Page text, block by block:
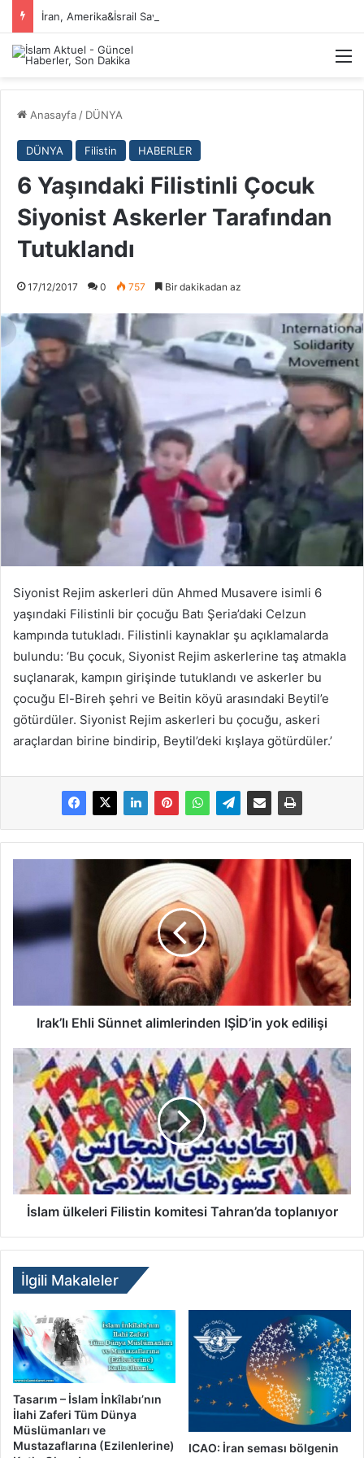
İran, Amerika&İsrail Savaşı Hakkında
Anasayfa / DÜNYA
DÜNYA Filistin HABERLER
6 Yaşındaki Filistinli Çocuk
Siyonist Askerler Tarafından
Tutuklandı
17/12/2017 0 757 Bir dakikadan az
Siyonist Rejim askerleri dün Ahmed Musavere isimli 6
yaşındaki Filistinli bir çocuğu Batı Şeria’daki Celzun
kampında tutukladı. Filistinli kaynaklar şu açıklamalarda
bulundu: ‘Bu çocuk, Siyonist Rejim askerlerine taş atmakla
suçlanarak, kampın girişinde tutuklandı ve askerler bu
çocuğu El-Bireh şehri ve Beitin köyü arasındaki Beytil’e
götürdüler. Siyonist Rejim askerleri bu çocuğu, askeri
araçlardan birine bindirip, Beytil’deki kışlaya götürdüler.’
Irak’lı Ehli Sünnet alimlerinden IŞİD’in yok edilişi
İslam ülkeleri Filistin komitesi Tahran’da toplanıyor
İlgili Makaleler
Tasarım – İslam İnkîlabı’nın
İlahi Zaferi Tüm Dünya
Müslümanları ve
Mustazaflarına (Ezilenlerine)
ICAO: İran seması bölgenin